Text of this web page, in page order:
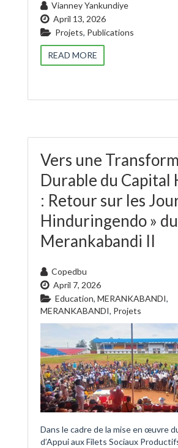
Vianney Yankundiye
April 13, 2026
Projets, Publications
READ MORE
Vers une
Durable du Capital
: Retour sur les
Hinduringendo »
Merankabandi II
Copedbu
April 7, 2026
Education, MERANKABANDI,
MERANKABANDI, Projets
Dans le cadre de la mise en œuvre
d’Appui aux Filets Sociaux